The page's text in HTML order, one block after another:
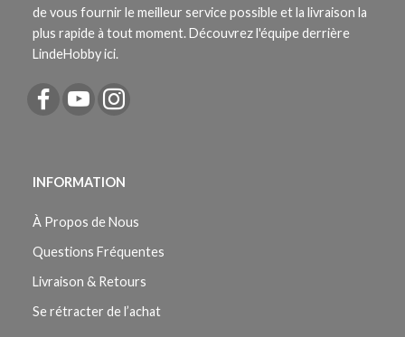
de vous fournir le meilleur service possible et la livraison la
plus rapide à tout moment. Découvrez l'équipe derrière
LindeHobby ici.
INFORMATION
À Propos de Nous
Questions Fréquentes
Livraison & Retours
Se rétracter de l’achat